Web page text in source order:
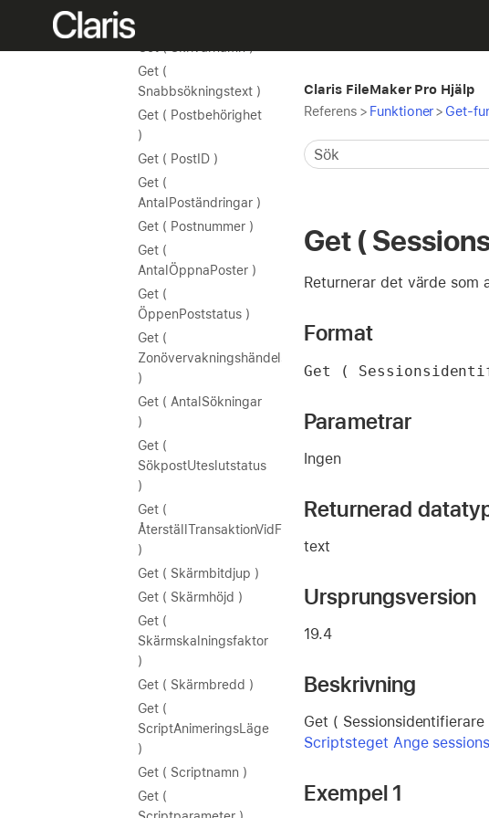
Get (
Snabbsökningstext )
Get ( Postbehörighet
)
Get ( PostID )
Get (
AntalPoständringar )
Get ( Postnummer )
Get (
AntalÖppnaPoster )
Get (
ÖppenPoststatus )
Get (
Zonövervakningshändelser
)
Get ( AntalSökningar
)
Get (
SökpostUteslutstatus
)
Get (
ÅterställTransaktionVidFelstatus
)
Get ( Skärmbitdjup )
Get ( Skärmhöjd )
Get (
Skärmskalningsfaktor
)
Get ( Skärmbredd )
Get (
ScriptAnimeringsLäge
)
Get ( Scriptnamn )
Get (
Claris FileMaker Pro Hjälp
Referens > Funktioner> Get-
Get (
Returnerar det värde som
Format
Get (
Parametrar
Ingen
Returnerad
text
Ursprungsversion
19.4
Beskrivning
Get (
Scriptsteget Ange
Exempel 1